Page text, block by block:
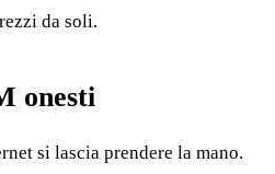
da soli.
onesti
si lascia prendere la mano.